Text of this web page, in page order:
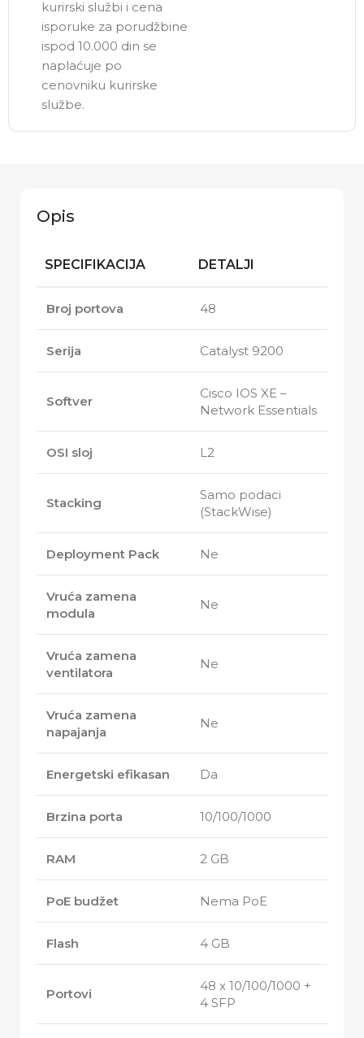
kurirski službi i cena
isporuke za porudžbine
ispod 10.000 din se
naplaćuje po
cenovniku kurirske
službe.
Opis
SPECIFIKACIJA DETALJI
Broj portova 48
Serija Catalyst 9200
Softver
Cisco IOS XE –
Network Essentials
OSI sloj L2
Stacking
Samo podaci
(StackWise)
Deployment Pack Ne
Vruća zamena
modula
Ne
Vruća zamena
ventilatora
Ne
Vruća zamena
napajanja
Ne
Energetski efikasan Da
Brzina porta 10/100/1000
RAM 2 GB
PoE budžet Nema PoE
Flash 4 GB
Portovi
48 x 10/100/1000 +
4 SFP